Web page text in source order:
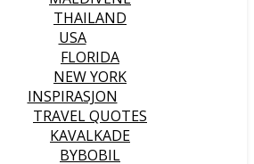
THAILAND
USA
FLORIDA
NEW YORK
INSPIRASJON
TRAVEL QUOTES
KAVALKADE
BYBOBIL